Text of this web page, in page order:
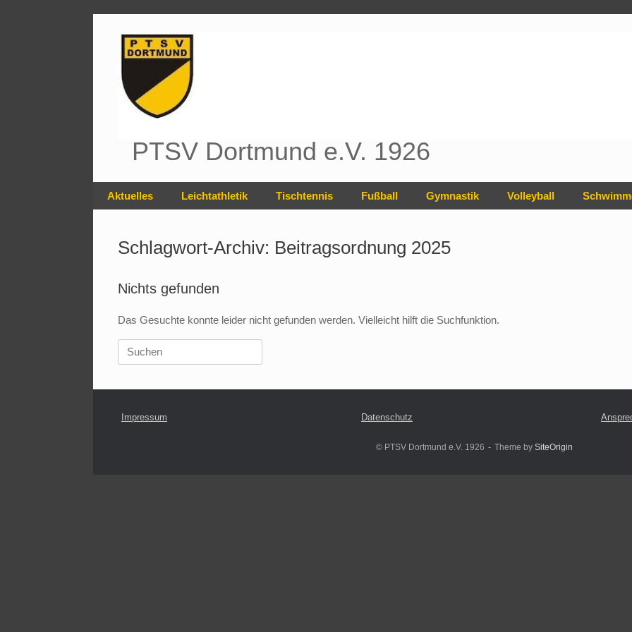
springen
PTSV Dortmund e.V. 1926
Aktuelles Leichtathletik Tischtennis Fußball Gymnastik Volleyball
Schlagwort-Archiv: Beitragsordnung 2025
Nichts gefunden
Das Gesuchte konnte leider nicht gefunden werden. Vielleicht hilft die Suchfunktion.
Suchen
nach:
Impressum Datenschutz
© PTSV Dortmund e.V. 1926 Theme by SiteOrigin